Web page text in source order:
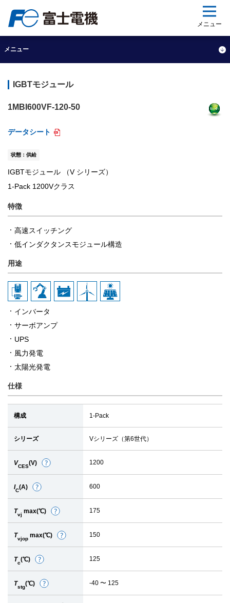
メニュー
メニュー
IGBTモジュール
1MBI600VF-120-50
データシート
状態：供給
IGBTモジュール （V シリーズ）
1-Pack 1200Vクラス
特徴
高速スイッチング
低インダクタンスモジュール構造
用途
インバータ
サーボアンプ
UPS
風力発電
太陽光発電
仕様
構成 1-Pack
シリーズ Vシリーズ（第6世代）
VCES(V)
詳
細
1200
IC(A)
詳
細
600
Tvj max(℃) 詳
細
175
Tvjop max(℃)
詳
細
150
Tc(℃)
詳
細
125
Tstg(℃)
詳
細
-40 〜 125